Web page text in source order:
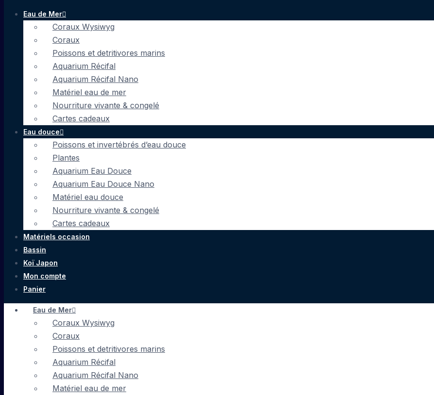
Eau de Mer
Coraux Wysiwyg
Coraux
Poissons et detritivores marins
Aquarium Récifal
Aquarium Récifal Nano
Matériel eau de mer
Nourriture vivante & congelé
Cartes cadeaux
Eau douce
Poissons et invertébrés d’eau douce
Plantes
Aquarium Eau Douce
Aquarium Eau Douce Nano
Matériel eau douce
Nourriture vivante & congelé
Cartes cadeaux
Matériels occasion
Bassin
Koï Japon
Mon compte
Panier
Eau de Mer
Coraux Wysiwyg
Coraux
Poissons et detritivores marins
Aquarium Récifal
Aquarium Récifal Nano
Matériel eau de mer